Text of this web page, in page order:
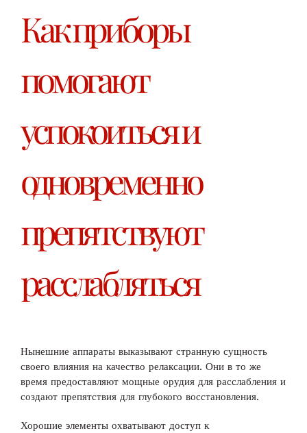
Как приборы
помогают
успокоиться и
одновременно
препятствуют
расслабляться
Нынешние аппараты выказывают странную сущность
своего влияния на качество релаксации. Они в то же
время предоставляют мощные орудия для расслабления и
создают препятствия для глубокого восстановления.
Хорошие элементы охватывают доступ к